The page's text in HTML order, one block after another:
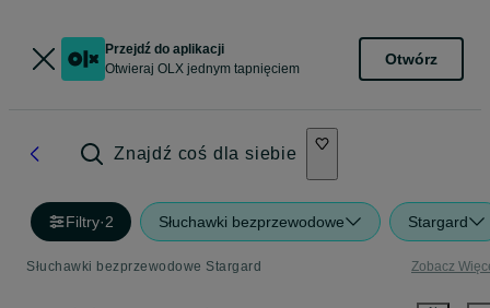
Przejdź do aplikacji
Otwieraj OLX jednym tapnięciem
Otwórz
Znajdź coś dla siebie
Filtry·2 Słuchawki bezprzewodowe Stargard
Słuchawki bezprzewodowe Stargard Zobacz